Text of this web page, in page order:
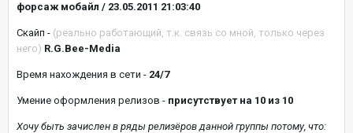
форсаж мобайл / 23.05.2011 21:03:40
Скайп - (реально работающий, т.к. связь со мной, только через
него) R.G.Bee-Media
Время нахождения в сети - 24/7
Умение оформления релизов - присутствует на 10 из 10
Хочу быть зачислен в ряды релизёров данной группы потому, что: